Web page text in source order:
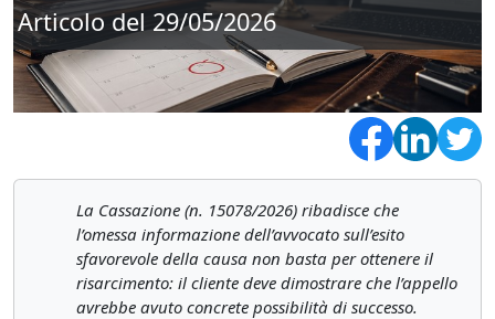
Articolo del 29/05/2026
La Cassazione (n. 15078/2026) ribadisce che
l’omessa informazione dell’avvocato sull’esito
sfavorevole della causa non basta per ottenere il
risarcimento: il cliente deve dimostrare che l’appello
avrebbe avuto concrete possibilità di successo.